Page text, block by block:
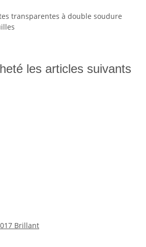
transparentes à double soudure
les articles suivants
Brillant